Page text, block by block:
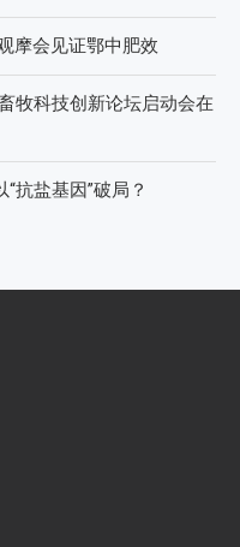
摩会见证鄂中肥效
牧科技创新论坛启动会在
抗盐基因”破局？